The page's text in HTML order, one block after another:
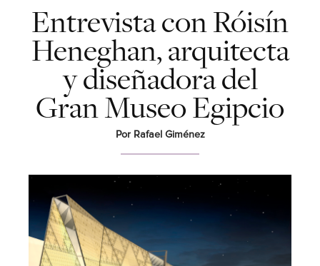
Entrevista con Róisín
Heneghan, arquitecta
y diseñadora del
Gran Museo Egipcio
Por Rafael Giménez